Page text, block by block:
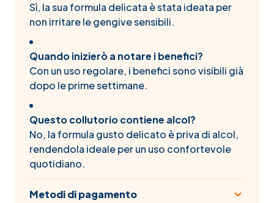
Sì, la sua formula delicata è stata ideata per
non irritare le gengive sensibili.
Quando inizierò a notare i benefici?
Con un uso regolare, i benefici sono visibili già
dopo le prime settimane.
Questo collutorio contiene alcol?
No, la formula gusto delicato è priva di alcol,
rendendola ideale per un uso confortevole
quotidiano.
Metodi di pagamento